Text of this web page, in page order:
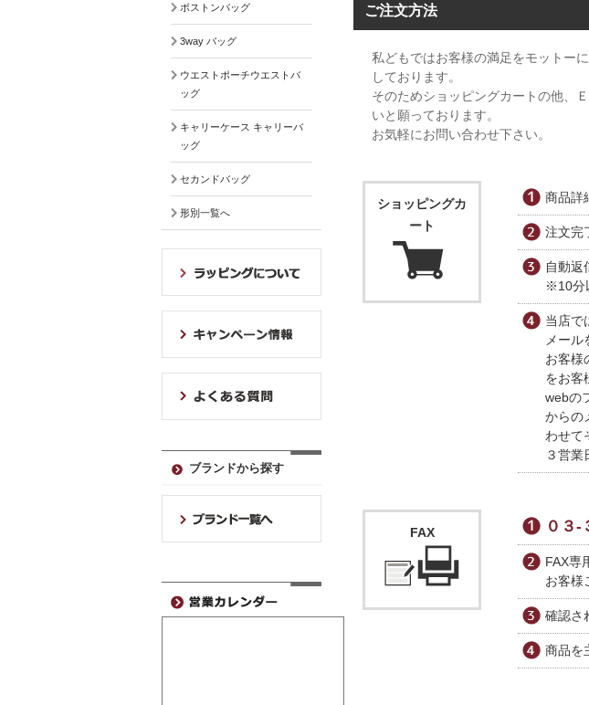
ご注文方法
私どもではお客様の満足をモットー
しております。
そのためショッピングカートの他、
いと願っております。
お気軽にお問い合わせ下さい。
ショッピングカ
ート
商品詳
注文完
自動返
※10分
当店で
メール
お客様
をお客
webの
からの
わせて
３営業
FAX ０３
FAX専
お客様
確認さ
商品を
ボストンバッグ
3way バッグ
ウエストポーチウエストバ
ッグ
キャリーケース キャリーバ
ッグ
セカンドバッグ
形別一覧へ
ブランドから探す